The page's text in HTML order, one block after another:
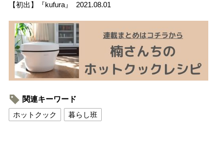
【初出】『kufura』 2021.08.01
関連キーワード
ホットクック
暮らし班